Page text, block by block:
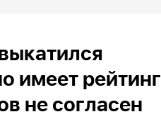
имеет рейтинг
не согласен